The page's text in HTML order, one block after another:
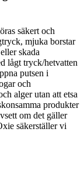
säkert och
mjuka borstar
skada
lågt tryck/hetvatten
putsen i
och
alger utan att etsa
produkter
om det gäller
säkerställer vi